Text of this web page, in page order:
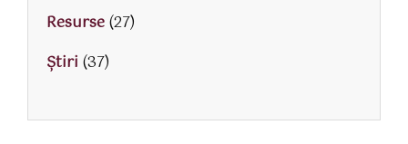
Resurse(27)
Știri (37)